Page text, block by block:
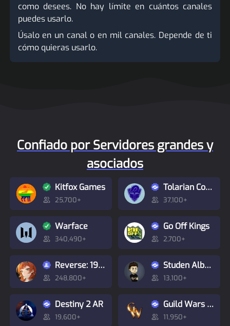
como desees. No hay límite en cuántos canales
puedes usarlo.
Úsalo en un canal o en mil canales. Depende de ti
cómo quieras usarlo.
Confiado por Servidores grandes y
asociados
Kitfox Games
25,700+
Tolarian Community College
37,100+
Warface
340,490+
Go Off Kings
2,700+
Reverse: 1999
248,800+
Studen Albatroz
13,100+
Destiny 2 AR
19,600+
Guild Wars Community & [LGiT] Alliance
11,950+